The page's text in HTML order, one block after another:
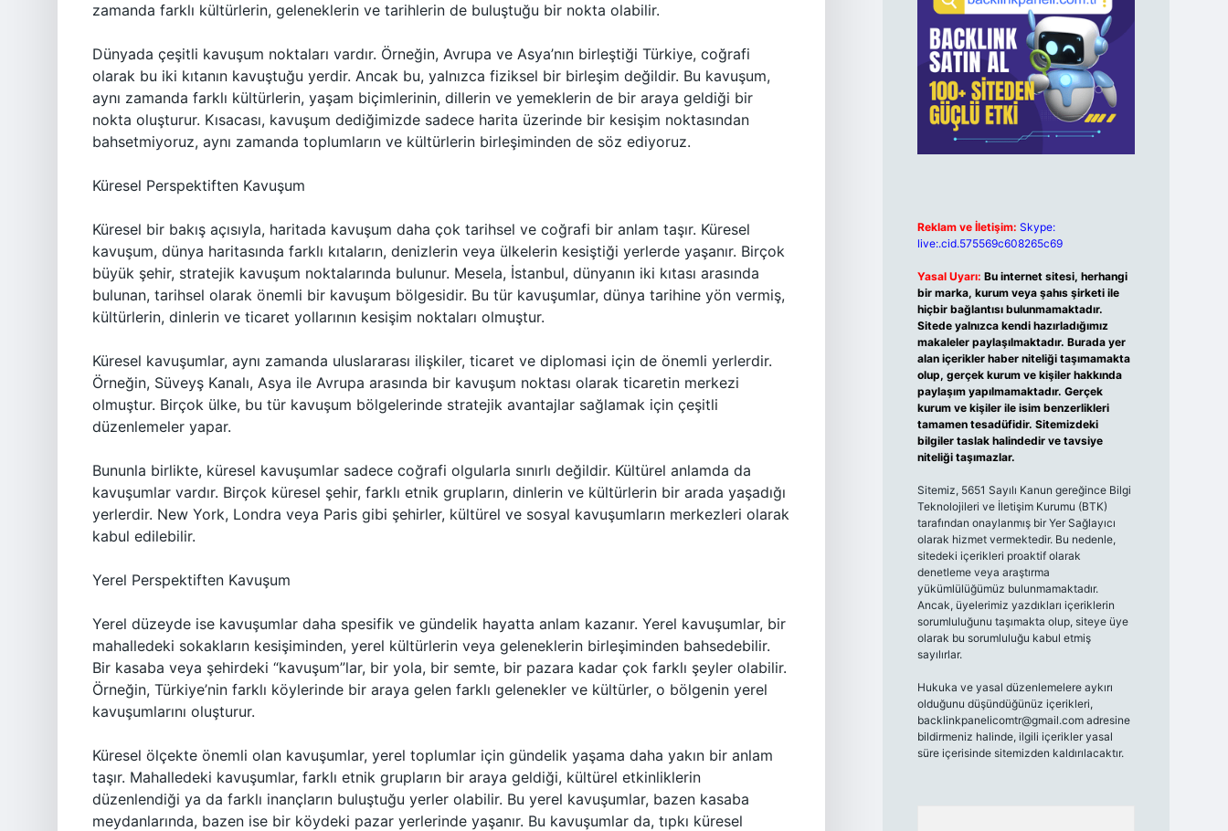
zamanda farklı kültürlerin, geleneklerin ve tarihlerin de buluştuğu bir nokta olabilir.
Dünyada çeşitli kavuşum noktaları vardır. Örneğin, Avrupa ve Asya’nın birleştiği Türkiye, coğrafi
olarak bu iki kıtanın kavuştuğu yerdir. Ancak bu, yalnızca fiziksel bir birleşim değildir. Bu kavuşum,
aynı zamanda farklı kültürlerin, yaşam biçimlerinin, dillerin ve yemeklerin de bir araya geldiği bir
nokta oluşturur. Kısacası, kavuşum dediğimizde sadece harita üzerinde bir kesişim noktasından
bahsetmiyoruz, aynı zamanda toplumların ve kültürlerin birleşiminden de söz ediyoruz.
Küresel Perspektiften Kavuşum
Küresel bir bakış açısıyla, haritada kavuşum daha çok tarihsel ve coğrafi bir anlam taşır. Küresel
kavuşum, dünya haritasında farklı kıtaların, denizlerin veya ülkelerin kesiştiği yerlerde yaşanır. Birçok
büyük şehir, stratejik kavuşum noktalarında bulunur. Mesela, İstanbul, dünyanın iki kıtası arasında
bulunan, tarihsel olarak önemli bir kavuşum bölgesidir. Bu tür kavuşumlar, dünya tarihine yön vermiş,
kültürlerin, dinlerin ve ticaret yollarının kesişim noktaları olmuştur.
Küresel kavuşumlar, aynı zamanda uluslararası ilişkiler, ticaret ve diplomasi için de önemli yerlerdir.
Örneğin, Süveyş Kanalı, Asya ile Avrupa arasında bir kavuşum noktası olarak ticaretin merkezi
olmuştur. Birçok ülke, bu tür kavuşum bölgelerinde stratejik avantajlar sağlamak için çeşitli
düzenlemeler yapar.
Bununla birlikte, küresel kavuşumlar sadece coğrafi olgularla sınırlı değildir. Kültürel anlamda da
kavuşumlar vardır. Birçok küresel şehir, farklı etnik grupların, dinlerin ve kültürlerin bir arada yaşadığı
yerlerdir. New York, Londra veya Paris gibi şehirler, kültürel ve sosyal kavuşumların merkezleri olarak
kabul edilebilir.
Yerel Perspektiften Kavuşum
Yerel düzeyde ise kavuşumlar daha spesifik ve gündelik hayatta anlam kazanır. Yerel kavuşumlar, bir
mahalledeki sokakların kesişiminden, yerel kültürlerin veya geleneklerin birleşiminden bahsedebilir.
Bir kasaba veya şehirdeki “kavuşum”lar, bir yola, bir semte, bir pazara kadar çok farklı şeyler olabilir.
Örneğin, Türkiye’nin farklı köylerinde bir araya gelen farklı gelenekler ve kültürler, o bölgenin yerel
kavuşumlarını oluşturur.
Küresel ölçekte önemli olan kavuşumlar, yerel toplumlar için gündelik yaşama daha yakın bir anlam
taşır. Mahalledeki kavuşumlar, farklı etnik grupların bir araya geldiği, kültürel etkinliklerin
düzenlendiği ya da farklı inançların buluştuğu yerler olabilir. Bu yerel kavuşumlar, bazen kasaba
meydanlarında, bazen ise bir köydeki pazar yerlerinde yaşanır. Bu kavuşumlar da, tıpkı küresel
Reklam ve İletişim: Skype:
live:.cid.575569c608265c69
Yasal Uyarı: Bu internet sitesi, herhangi
bir marka, kurum veya şahıs şirketi ile
hiçbir bağlantısı bulunmamaktadır.
Sitede yalnızca kendi hazırladığımız
makaleler paylaşılmaktadır. Burada yer
alan içerikler haber niteliği taşımamakta
olup, gerçek kurum ve kişiler hakkında
paylaşım yapılmamaktadır. Gerçek
kurum ve kişiler ile isim benzerlikleri
tamamen tesadüfidir. Sitemizdeki
bilgiler taslak halindedir ve tavsiye
niteliği taşımazlar.
Sitemiz, 5651 Sayılı Kanun gereğince Bilgi
Teknolojileri ve İletişim Kurumu (BTK)
tarafından onaylanmış bir Yer Sağlayıcı
olarak hizmet vermektedir. Bu nedenle,
sitedeki içerikleri proaktif olarak
denetleme veya araştırma
yükümlülüğümüz bulunmamaktadır.
Ancak, üyelerimiz yazdıkları içeriklerin
sorumluluğunu taşımakta olup, siteye üye
olarak bu sorumluluğu kabul etmiş
sayılırlar.
Hukuka ve yasal düzenlemelere aykırı
olduğunu düşündüğünüz içerikleri,
backlinkpanelicomtr@gmail.comadresine
bildirmeniz halinde, ilgili içerikler yasal
süre içerisinde sitemizden kaldırılacaktır.